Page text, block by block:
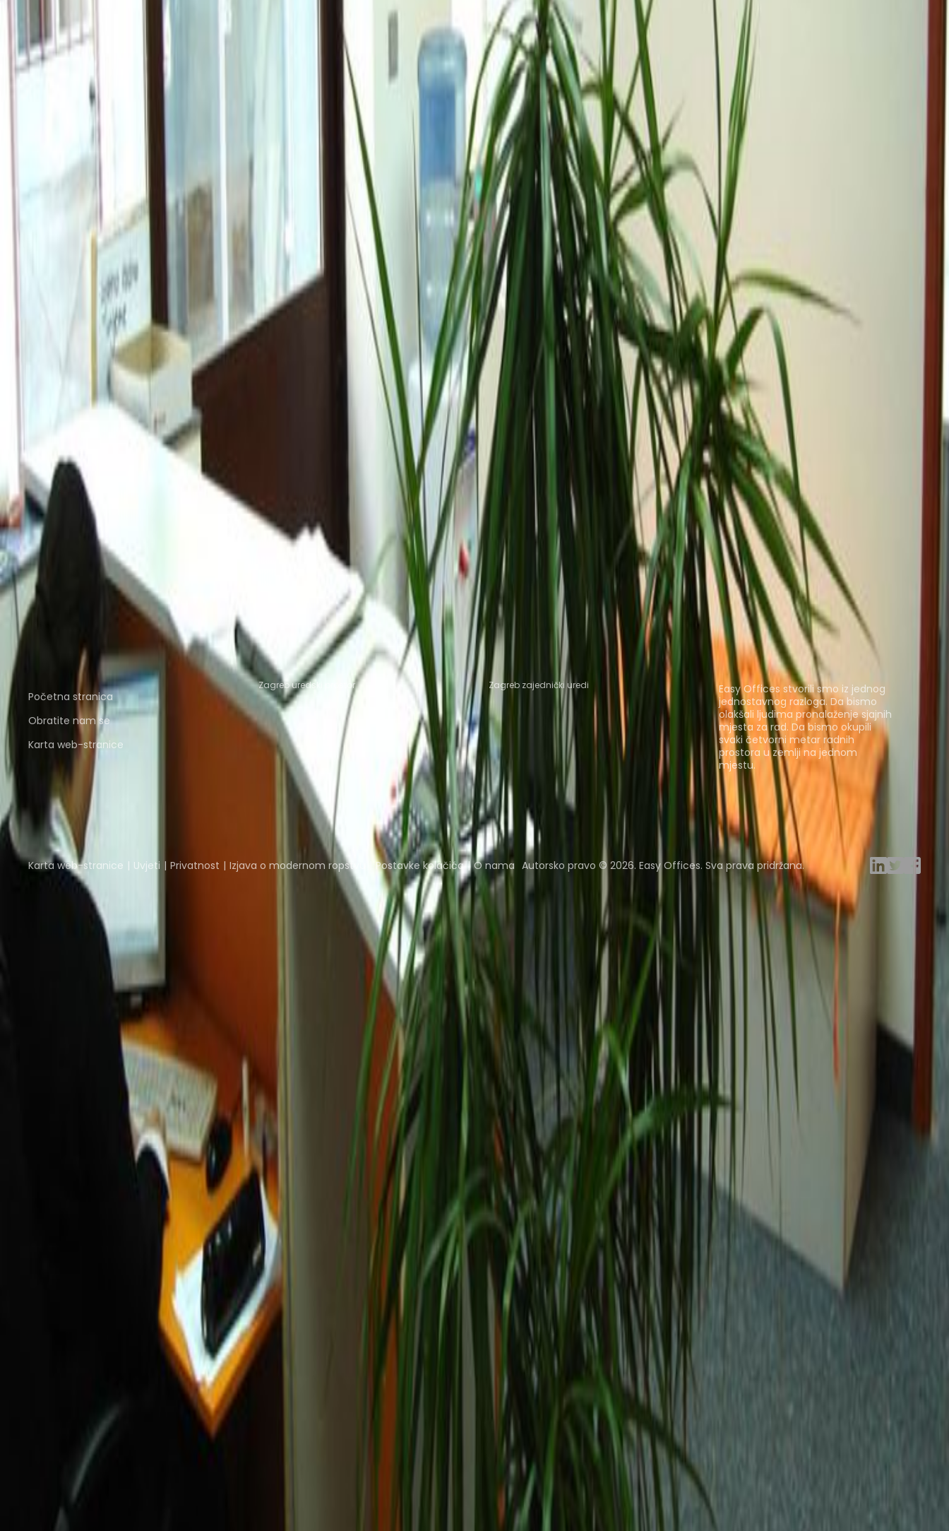
Coworking stolovi
Cijena na upit
Opis ureda
You can take advantage of a strategic location, close to the city centre while
benefiting from a peaceful community. The surrounding area is abundant in local
amenities within walking distance. It is also close to several public transportation
connections and road links so commutes to this fantastic space will always be
quick and straight-forward. There is a train station just 10 minutes away by foot.
There is a number of shops and eateries at close quarters to the centre where you
can accommodate your clients.
Povezani uredi
Slavonska avenija 1c, 10 000
od HRK259
Mašićeva 3a, Zagreb, 10000
od HRK65
GRAND CENTAR, Hektoroviceva ulica 2, 5th Floor, 10000
od HRK279p/mj
Savska cesta 32, Hoto Tower, 10000
od HRK239
p/mj
Obližnji poslovni prostor
Uredski Prostor Slavonski Brod Uredski Prostor Dubrovnik
Coworking prostor u blizini
Zajednički Uredi Slavonski Brod Zajednički Uredi Dubrovnik
Brze poveznice
Početna stranica
Obratite nam se
Karta web-stranice
Popularne lokacije ureda
Zagreb uredski prostor
Popularne lokacije za coworking
Zagreb zajednički uredi
O nama
Easy Offices stvorili smo iz jednog
jednostavnog razloga. Da bismo
olakšali ljudima pronalaženje sjajnih
mjesta za rad. Da bismo okupili
svaki četvorni metar radnih
prostora u zemlji na jednom
mjestu.
Pregledajte prostore
Instant Offices Coworking Insights Coworkintel Davinci Meeting Rooms Davinci Virtual Incendium
Dio
Instant Group
Karta web-stranice Uvjeti Privatnost Izjava o modernom ropstvu Postavke kolačića O nama Autorsko pravo © 2026. Easy Offices. Sva prava pridržana.